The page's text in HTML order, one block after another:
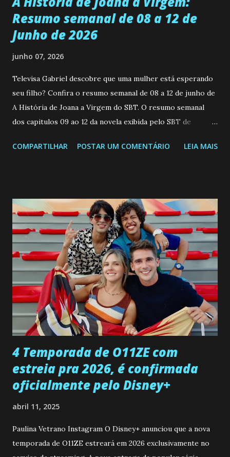
Resumo semanal de 08 a 12 de
Junho de 2026
junho 07, 2026
Televisa Gabriel descobre que uma mulher está esperando
seu filho? Confira o resumo semanal de 08 a 12 de junho de
A História de Joana a Virgem do SBT. O resumo semanal
dos capitulos 09 ao 12 da novela exibida pelo SBT de
a Programação Semanal do SBT de 08/06/26 a 14/06/26
confessa a Gabriel que ele demonstrou ser o tipo de
pessoa que ela tanto desejou durante toda a vida. Camila
entra no quarto de Gabriel e imagina como seria o
encontro deles, quando conseguir seduzi-lo. Manuel avisa a
Paula sobre a suposta infidelidade de Gabriel com Joana.
Rogerio consegue se livrar de todas as suspeitas pelo
desaparecimento de Francisco, apontando que ele poderia
ter sido vítima da fúria de Gabriel. Artur informa a Gabriel
que a clínica inseminou por engano outra paciente, que está
...
COMPARTILHAR POSTAR UM COMENTÁRIO LEIA MAIS
4 Temporada de O11ZE com
estreia pra 2026, é confirmada
oficialmente pelo Disney+
abril 11, 2025
Paulina Vetrano Instagram O Disney+ anunciou que a nova
temporada de O11ZE estreará em 2026 exclusivamente no